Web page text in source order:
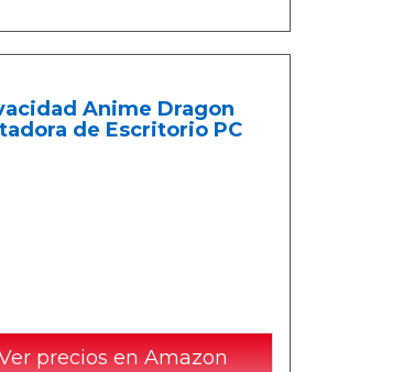
Anime Dragon
de Escritorio PC
precios en Amazon